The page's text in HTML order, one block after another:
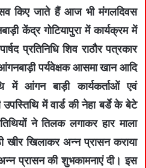
किए जाते हैं आज भी मंगलदिवस
केंद्र गोटियापुरा में कार्यक्रम में
प्रतिनिधि शिव राठौर पत्रकार
पर्यवेक्षक आसमा खान आदि
में आंगन बाड़ी कार्यकर्ताओं एवं
में वार्ड की नेहा बर्डे के बेटे
ने तिलक लगाकर हार माला
खीर खिलाकर अन्न प्रासन कराया
प्रासन की शुभकामनाएं दी। इस